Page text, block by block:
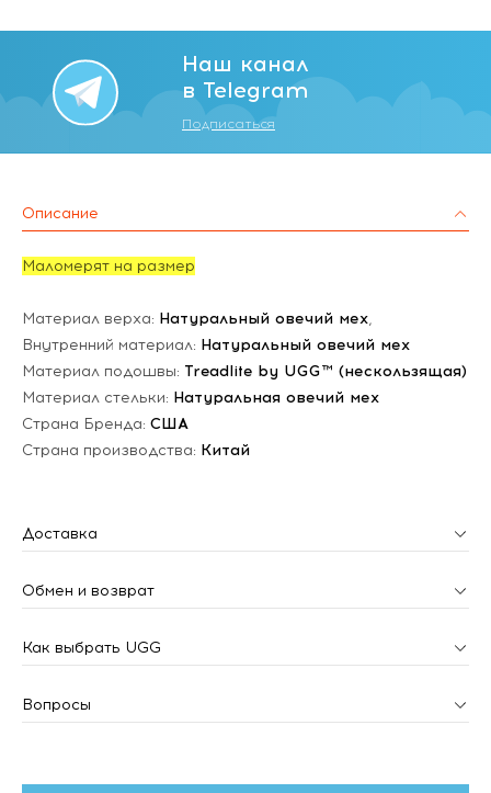
Наш канал
в Telegram
Подписаться
Описание
Маломерят на размер
Материал верха: Натуральный овечий мех,
Внутренний материал: Натуральный овечий мех
Материал подошвы: Treadlite by UGG™ (нескользящая)
Материал стельки: Натуральная овечий мех
Страна Бренда: США
Страна производства: Китай
Доставка
Обмен и возврат
Как выбрать UGG
Вопросы